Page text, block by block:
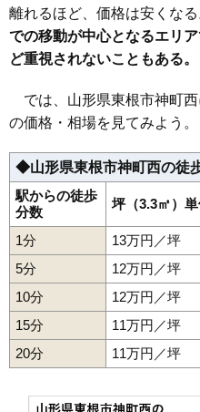
31 野田 6.3
32 長瀞
中島新田
34 本丸西 4.8
35 松沢 3.9
36 泉郷 3.0
37 野川 2.7
38 荷口 2.2
39 島大堀 1.9
40 関山 1.5
離れるほど、価格は安くなる
での移動が中心となるエリ
ど重視されないこともある。
では、山形県東根市神町西
の価格・相場を見てみよう。
◆山形県東根市神町西の徒
駅からの徒歩
分数
坪（3.3㎡）
1分
13万円／坪
5分
12万円／坪
10分
12万円／坪
15分
11万円／坪
20分
11万円／坪